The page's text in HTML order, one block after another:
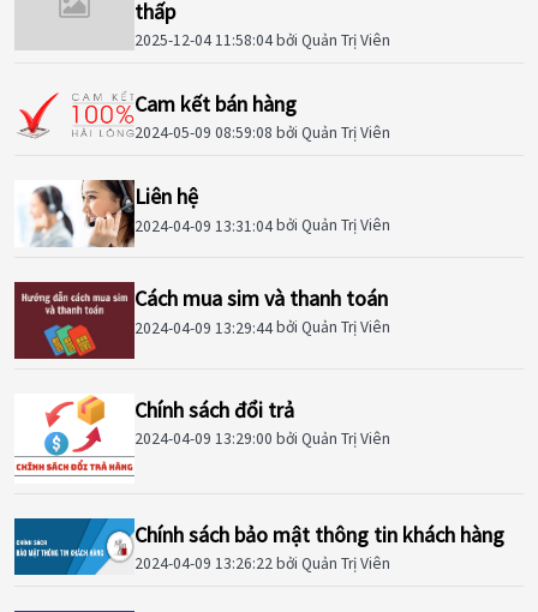
thấp
2025-12-04 11:58:04bởi Quản Trị Viên
Cam kết bán hàng
2024-05-09 08:59:08 bởi Quản Trị Viên
Liên hệ
2024-04-09 13:31:04bởi Quản Trị Viên
Cách mua sim và thanh toán
2024-04-09 13:29:44bởi Quản Trị Viên
Chính sách đổi trả
2024-04-09 13:29:00 bởi Quản Trị Viên
Chính sách bảo mật thông tin khách hàng
2024-04-09 13:26:22bởi Quản Trị Viên